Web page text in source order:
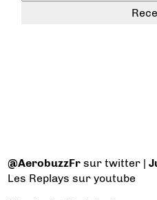
@AerobuzzFr sur twitter |
Les Replays sur youtube